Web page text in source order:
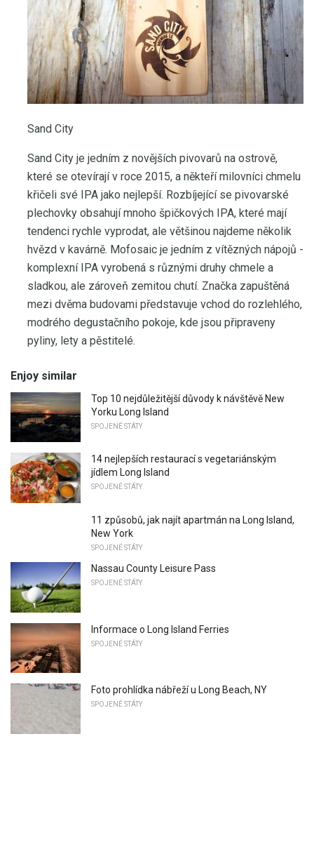
Sand City
Sand City je jedním z novějších pivovarů na ostrově,
které se otevírají v roce 2015, a někteří milovníci chmelu
křičeli své IPA jako nejlepší. Rozbíjející se pivovarské
plechovky obsahují mnoho špičkových IPA, které mají
tendenci rychle vyprodat, ale většinou najdeme několik
hvězd v kavárně. Mofosaic je jedním z vítězných nápojů -
komplexní IPA vyrobená s různými druhy chmele a
sladkou, ale zároveň zemitou chutí. Značka zapuštěná
mezi dvěma budovami představuje vchod do rozlehlého,
modrého degustačního pokoje, kde jsou připraveny
pyliny, lety a pěstitelé.
Enjoy similar
Top 10 nejdůležitější důvody k návštěvě New
Yorku Long Island
SPOJENÉ STÁTY
14 nejlepších restaurací s vegetariánským
jídlem Long Island
SPOJENÉ STÁTY
11 způsobů, jak najít apartmán na Long Island,
New York
SPOJENÉ STÁTY
Nassau County Leisure Pass
SPOJENÉ STÁTY
Informace o Long Island Ferries
SPOJENÉ STÁTY
Foto prohlídka nábřeží u Long Beach, NY
SPOJENÉ STÁTY